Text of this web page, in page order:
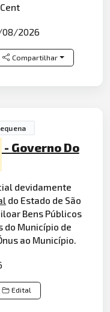
2026
Compartilhar
- Governo Do
devidamente
do Estado de São
Bens Públicos
do Município de
ao Município.
Edital